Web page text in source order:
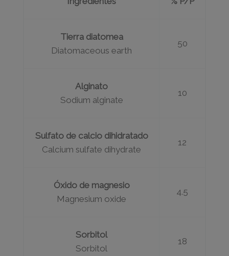
Tierra diatomea
Diatomaceous earth
50
Alginato
Sodium alginate
10
Sulfato de calcio dihidratado
Calcium sulfate dihydrate
12
Óxido de magnesio
Magnesium oxide
4.5
Sorbitol
Sorbitol
18